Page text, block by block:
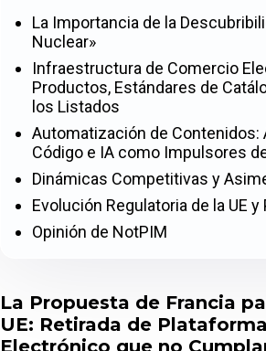
La Propuesta de Francia
UE: Retirada de
Electrónico que no
La Importancia de la
Nuclear»
Infraestructura de Comercio
Productos, Estándares de
los Listados
Automatización de Contenidos:
Código e IA como Impulsores
Dinámicas Competitivas y
Evolución Regulatoria de la UE
Opinión de NotPIM